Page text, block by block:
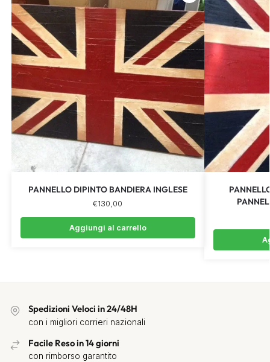
PANNELLO DIPINTO BANDIERA INGLESE
€130,00
Aggiungi al carrello
Spedizioni Veloci in 24/48H
con i migliori corrieri nazionali
Facile Reso in 14 giorni
con rimborso garantito